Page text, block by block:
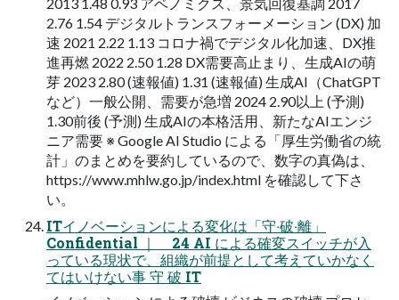
2.76 1.54 デジタルトランスフォーメーション (DX) 加
速 2021 2.22 1.13 コロナ禍でデジタル化加速、DX推
進再燃 2022 2.50 1.28 DX需要⾼⽌まり、⽣成AIの萌
芽 2023 2.80 (速報値) 1.31 (速報値) ⽣成AI（ChatGPT
など）⼀般公開、需要が急増 2024 2.90以上 (予測)
1.30前後 (予測) ⽣成AIの本格活⽤、新たなAIエンジ
ニア需要 ※ Google AI Studio による「厚⽣労働省の統
計」のまとめを要約しているので、数字の真偽は、
https://www.mhlw.go.jp/index.html を確認して下さ
い。
ITイノベーションによる変化は「守‧破‧離」
Confidential ｜ 24 AI による確変スイッチが⼊
っている現状で、組織が前提として考えていかなく
てはいけない事 守 破 IT